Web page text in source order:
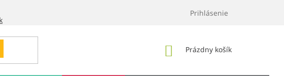
Prihlásenie
NÁKUPNÝ
Prázdny košík